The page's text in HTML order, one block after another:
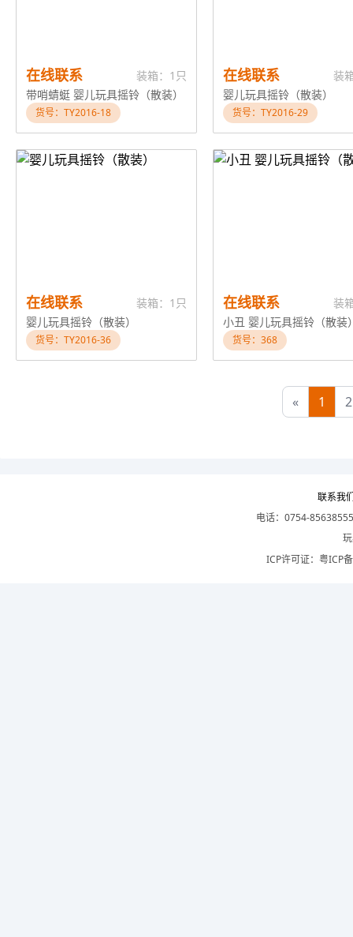
在线联系
装箱：1只
带哨蜻蜓 婴儿玩具摇铃（散装）
货号：TY2016-18
在线联系
装
婴儿玩具摇铃（散装）
货号：TY2016-29
在线联系
装箱：1只
婴儿玩具摇铃（散装）
货号：TY2016-36
在线联系
装
小丑 婴儿玩具摇铃（散装
货号：368
« 1 2
联系我
电话：0754-
ICP许可证： 粤ICP